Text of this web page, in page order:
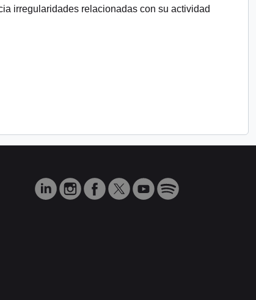
irregularidades relacionadas con su actividad